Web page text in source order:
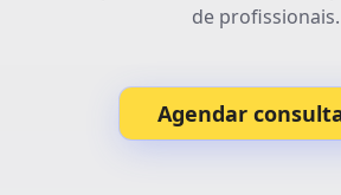
de profissionais.
Agendar